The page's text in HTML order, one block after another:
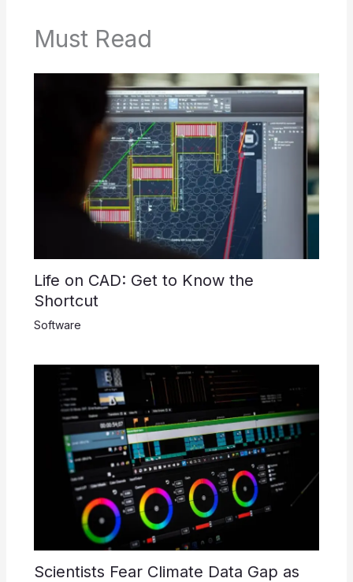
Must Read
Life on CAD: Get to Know the
Shortcut
Software
Scientists Fear Climate Data Gap as